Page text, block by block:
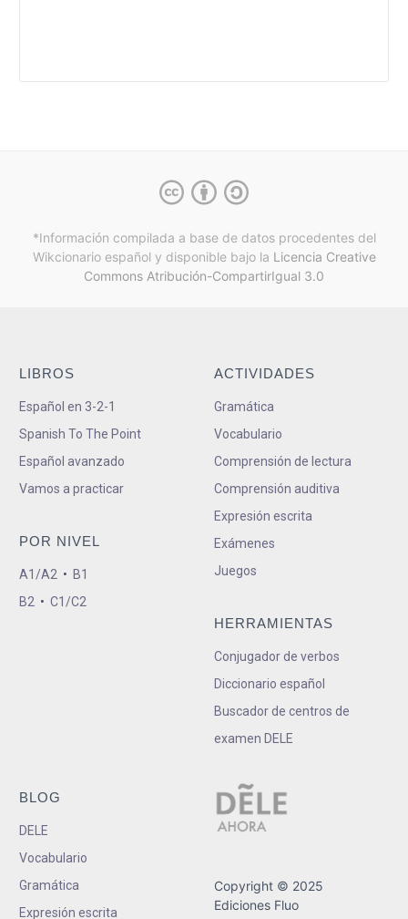
*Información compilada a base de datos procedentes del
Wikcionario español y disponible bajo la Licencia Creative
Commons Atribución-CompartirIgual 3.0
LIBROS
Español en 3-2-1
Spanish To The Point
Español avanzado
Vamos a practicar
POR NIVEL
A1/A2 • B1
B2 • C1/C2
ACTIVIDADES
Gramática
Vocabulario
Comprensión de lectura
Comprensión auditiva
Expresión escrita
Exámenes
Juegos
HERRAMIENTAS
Conjugador de verbos
Diccionario español
Buscador de centros de
examen DELE
BLOG
DELE
Vocabulario
Gramática
Expresión escrita
Copyright © 2025
Ediciones Fluo